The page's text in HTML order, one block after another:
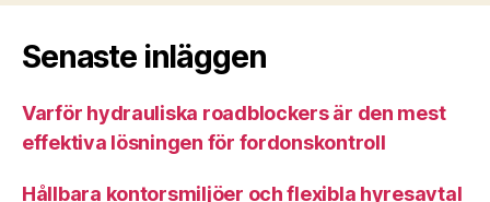
Senaste inläggen
Varför hydrauliska roadblockers är den mest
effektiva lösningen för fordonskontroll
Hållbara kontorsmiljöer och flexibla hyresavtal